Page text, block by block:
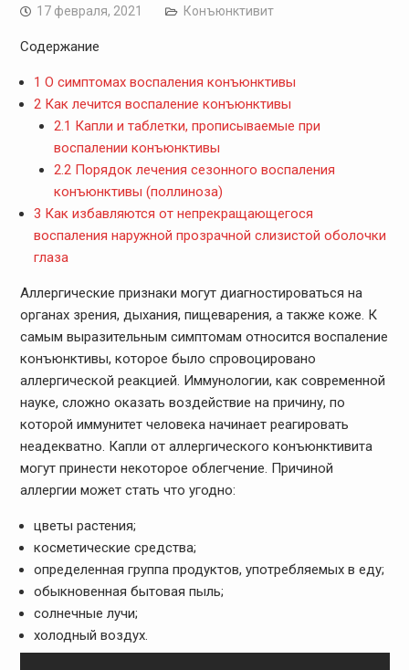
17 февраля, 2021 Конъюнктивит
Содержание
1 О симптомах воспаления конъюнктивы
2Как лечится воспаление конъюнктивы
2.1 Капли и таблетки, прописываемые при
воспалении конъюнктивы
2.2 Порядок лечения сезонного воспаления
конъюнктивы (поллиноза)
3 Как избавляются от непрекращающегося
воспаления наружной прозрачной слизистой оболочки
глаза
Аллергические признаки могут диагностироваться на
органах зрения, дыхания, пищеварения, а также коже. К
самым выразительным симптомам относится воспаление
конъюнктивы, которое было спровоцировано
аллергической реакцией. Иммунологии, как современной
науке, сложно оказать воздействие на причину, по
которой иммунитет человека начинает реагировать
неадекватно. Капли от аллергического конъюнктивита
могут принести некоторое облегчение. Причиной
аллергии может стать что угодно:
цветы растения;
косметические средства;
определенная группа продуктов, употребляемых в еду;
обыкновенная бытовая пыль;
солнечные лучи;
холодный воздух.